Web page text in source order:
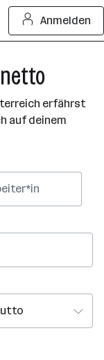
Anmelden
erfährst
auf deinem